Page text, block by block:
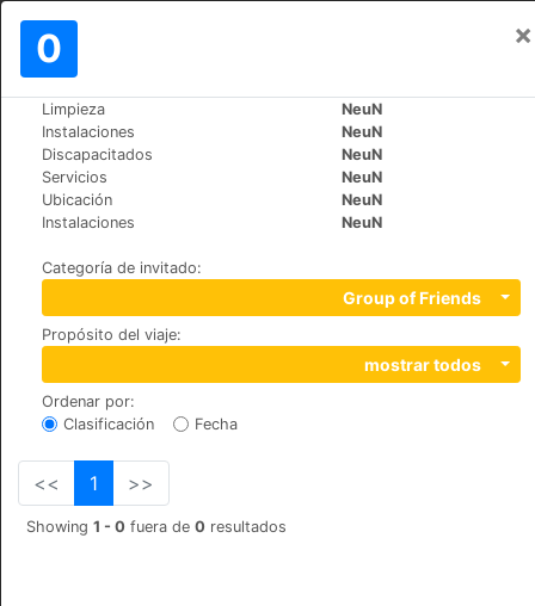
0 ×
Limpieza
NeuN
Instalaciones
NeuN
Discapacitados
NeuN
Servicios
NeuN
Ubicación
NeuN
Instalaciones
NeuN
Categoría de invitado:
Group of Friends
Propósito del viaje:
mostrar todos
Ordenar por:
Clasificación
Fecha
<< 1 >>
Showing 1 - 0 fuera de 0 resultados
Mundo>Spain
Hotel Rural El Refugio
Calle Cruz de Tejeda S/N, 35328